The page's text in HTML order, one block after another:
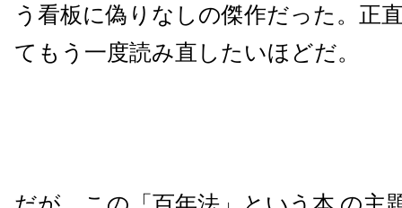
う看板に偽りなしの傑作だった。正
てもう一度読み直したいほどだ。